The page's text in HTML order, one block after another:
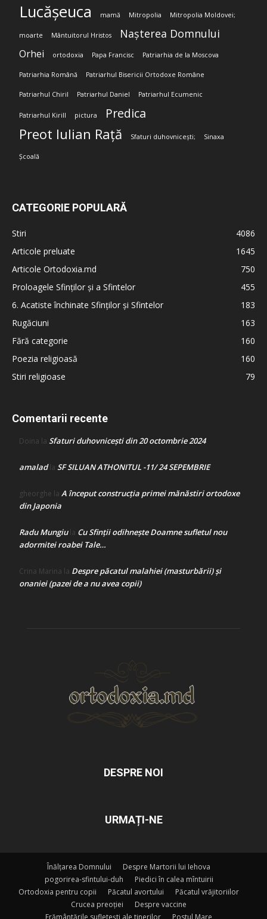
Lucășeuca mamă Mitropolia Mitropolia Moldovei;
moarte Mântuitorul Hristos Nașterea Domnului
Orhei ortodoxia Papa Francisc Patriarhia de la Moscova
Patriarhia Română Patriarhul Bisericii Ortodoxe Române
Patriarhul Chiril Patriarhul Daniel Patriarhul Ecumenic
Patriarhul Kirill pictura Predica
Preot Iulian Rață Sfaturi duhovnicești; Sinaxa
Școală
CATEGORIE POPULARĂ
Stiri
4086
Articole preluate
1645
Articole Ortodoxia.md
750
Proloagele Sfinților și a Sfintelor
455
6. Acatiste închinate Sfinților și Sfintelor
183
Rugăciuni
163
Fără categorie
160
Poezia religioasă
160
Stiri religioase
79
Comentarii recente
Doina la Sfaturi duhovnicești din 20 octombrie 2024
amaladla SF SILUAN ATHONITUL -11/ 24 SEPEMBRIE
gheorghe la A început construcţia primei mănăstiri ortodoxe
din Japonia
Radu Mungiula Cu Sfinții odihnește Doamne sufletul nou
adormitei roabei Tale…
Crina Marina la Despre păcatul malahiei (masturbării) şi
onaniei (pazei de a nu avea copii)
DESPRE NOI
URMAȚI-NE
Înălțarea Domnului
Despre Martorii lui Iehova
pogorirea-sfintului-duh
Piedici în calea mîntuirii
Ortodoxia pentru copii
Păcatul avortului
Păcatul vrăjitoriilor
Crucea preoției
Despre vaccine